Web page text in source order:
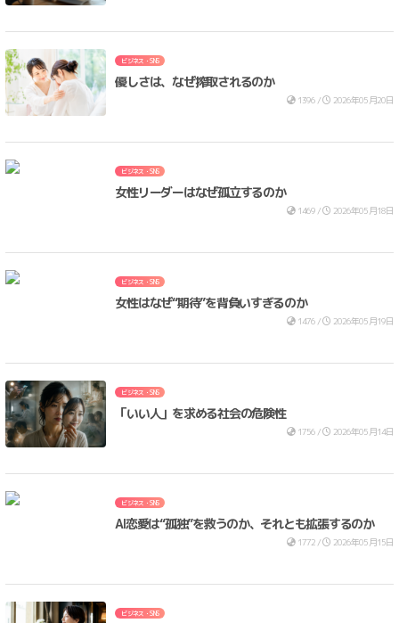
ビジネス・SNS
優しさは、なぜ搾取されるのか
1396 / 2026年05月20日
ビジネス・SNS
女性リーダーはなぜ孤立するのか
1469 / 2026年05月18日
ビジネス・SNS
女性はなぜ“期待”を背負いすぎるのか
1476 / 2026年05月19日
ビジネス・SNS
「いい人」を求める社会の危険性
1756 / 2026年05月14日
ビジネス・SNS
AI恋愛は“孤独”を救うのか、それとも拡張するのか
1772 / 2026年05月15日
ビジネス・SNS